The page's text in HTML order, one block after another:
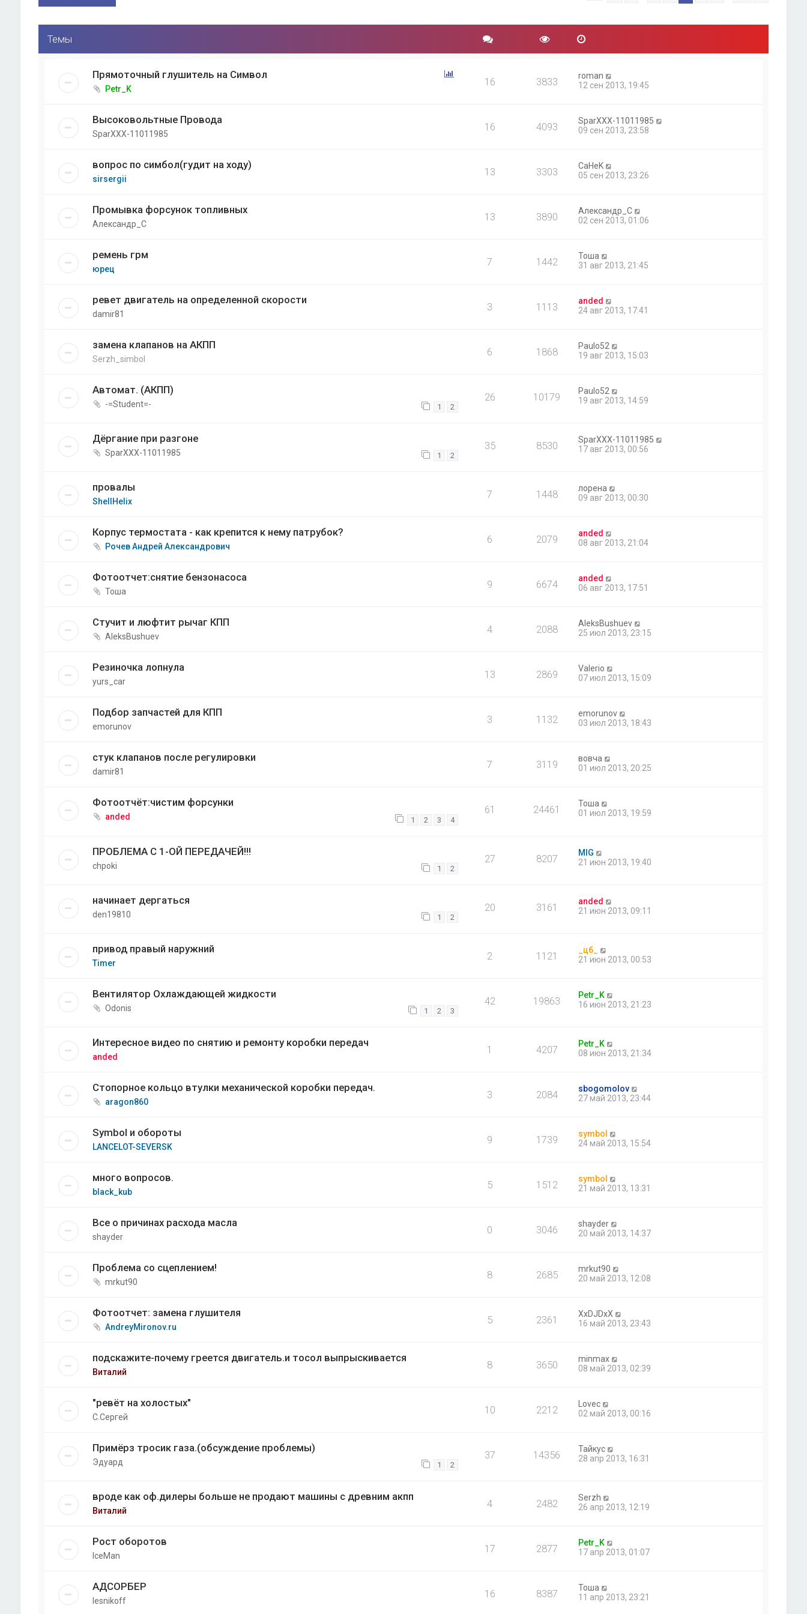
о
щ
н
и
Темы
Прямоточный глушитель на Символ
Petr_K
16 3833
roman
12 сен 2013, 19:45
Высоковольтные Провода
SparXXX-11011985
16 4093
SparXXX-11011985
09 сен 2013, 23:58
вопрос по симбол(гудит на ходу)
sirsergii
13 3303
CaHeK
05 сен 2013, 23:26
Промывка форсунок топливных
Александр_С
13 3890
Александр_С
02 сен 2013, 01:06
ремень грм
юрец
7 1442
Тоша
31 авг 2013, 21:45
ревет двигатель на определенной скорости
damir81
3 1113
anded
24 авг 2013, 17:41
замена клапанов на АКПП
Serzh_simbol
6 1868
Paulo52
19 авг 2013, 15:03
Автомат. (АКПП)
-=Student=- 1 2
26 10179
Paulo52
19 авг 2013, 14:59
Дёргание при разгоне
SparXXX-11011985 1 2
35 8530
SparXXX-11011985
17 авг 2013, 00:56
провалы
ShellHelix
7 1448
лорена
09 авг 2013, 00:30
Корпус термостата - как крепится к нему патрубок?
Рочев Андрей Александрович
6 2079
anded
08 авг 2013, 21:04
Фотоотчет:снятие бензонасоса
Тоша
9 6674
anded
06 авг 2013, 17:51
Стучит и люфтит рычаг КПП
AleksBushuev
4 2088
AleksBushuev
25 июл 2013, 23:15
Резиночка лопнула
yurs_car
13 2869
Valerio
07 июл 2013, 15:09
Подбор запчастей для КПП
emorunov
3 1132
emorunov
03 июл 2013, 18:43
стук клапанов после регулировки
damir81
7 3119
вовча
01 июл 2013, 20:25
Фотоотчёт:чистим форсунки
anded 1 2 3 4
61 24461
Тоша
01 июл 2013, 19:59
ПРОБЛЕМА С 1-ОЙ ПЕРЕДАЧЕЙ!!!
chpoki 1 2
27 8207
MIG
21 июн 2013, 19:40
начинает дергаться
den19810 1 2
20 3161
anded
21 июн 2013, 09:11
привод правый наружний
Timer
2 1121
_цб_
21 июн 2013, 00:53
Вентилятор Охлаждающей жидкости
Odonis 1 2 3
42 19863
Petr_K
16 июн 2013, 21:23
Интересное видео по снятию и ремонту коробки передач
anded
1 4207
Petr_K
08 июн 2013, 21:34
Стопорное кольцо втулки механической коробки передач.
aragon860
3 2084
sbogomolov
27 май 2013, 23:44
Symbol и обороты
LANCELOT-SEVERSK
9 1739
symbol
24 май 2013, 15:54
много вопросов.
black_kub
5 1512
symbol
21 май 2013, 13:31
Все о причинах расхода масла
shayder
0 3046
shayder
20 май 2013, 14:37
Проблема со сцеплением!
mrkut90
8 2685
mrkut90
20 май 2013, 12:08
Фотоотчет: замена глушителя
AndreyMironov.ru
5 2361
XxDJDxX
16 май 2013, 23:43
подскажите-почему греется двигатель.и тосол выпрыскивается
Виталий
8 3650
minmax
08 май 2013, 02:39
"ревёт на холостых"
С.Сергей
10 2212
Lovec
02 май 2013, 00:16
Примёрз тросик газа.(обсуждение проблемы)
Эдуард 1 2
37 14356
Тайкус
28 апр 2013, 16:31
вроде как оф.дилеры больше не продают машины с древним акпп
Виталий
4 2482
Serzh
26 апр 2013, 12:19
Рост оборотов
IceMan
17 2877
Petr_K
17 апр 2013, 01:07
АДСОРБЕР
lesnikoff
16 8387
Тоша
11 апр 2013, 23:21